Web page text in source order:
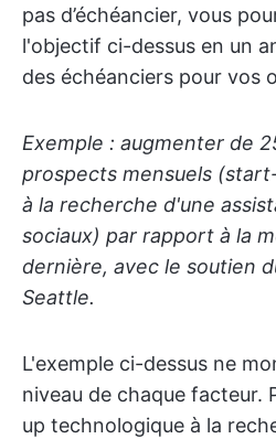
pas d’échéancier, vous
l'objectif ci-dessus en un
des échéanciers pour vos
Exemple : augmenter de
prospects mensuels
à la recherche d'une
sociaux) par rapport à la
dernière, avec le soutien
Seattle.
L'exemple ci-dessus ne
niveau de chaque facteur.
up technologique à la